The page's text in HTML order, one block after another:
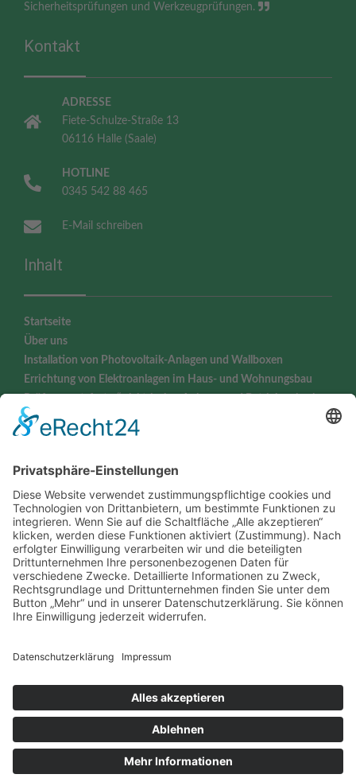
Sicherheitsprüfungen und Werkzeugprüfungen.
Kontakt
ADRESSE
Fiete-Schulze-Straße 13
06116 Halle (Saale)
HOTLINE
0345 542 88 465
E-Mail schreiben
Inhalt
Startseite
Über uns
Installation von Photovoltaik-Anlagen und Wallboxen
Errichtung von Elektroanlagen im Haus- und Wohnungsbau
Prüfung „ortsveränderlicher“ elektrischer Betriebsmittel
Prüfung von Leitern, Tritten und Flurförderzeugen
Kontakt
Social
Rechtliches
Impressum
Datenschutz
Social Media
Copyright © 2024 |i-A ELEKTRO– eine Dienstleistung der i-Arbeitsschutz Service